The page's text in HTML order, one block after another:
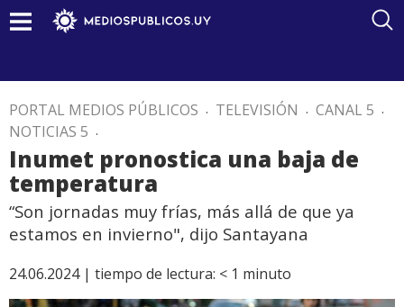
PORTAL MEDIOS PÚBLICOS . TELEVISIÓN . CANAL 5 .
NOTICIAS 5 .
Inumet pronostica una baja de
temperatura
“Son jornadas muy frías, más allá de que ya
estamos en invierno", dijo Santayana
24.06.2024 | tiempo de lectura: < 1 minuto